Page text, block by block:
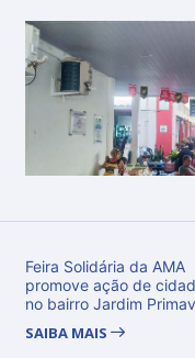
Feira Solidária da AMA
promove ação de
no bairro Jardim
SAIBA MAIS